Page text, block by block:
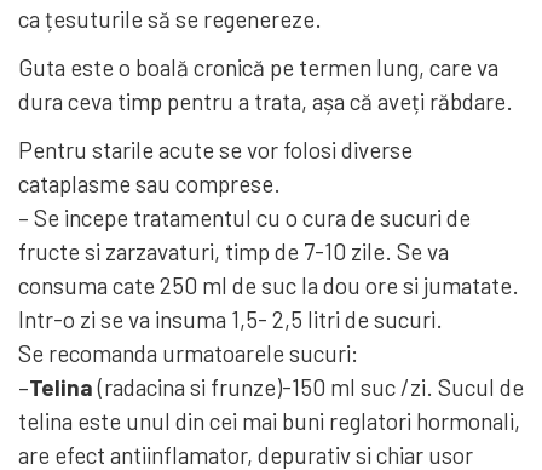
ca țesuturile să se regenereze.
Guta este o boală cronică pe termen lung, care va
dura ceva timp pentru a trata, așa că aveți răbdare.
Pentru starile acute se vor folosi diverse
cataplasme sau comprese.
– Se incepe tratamentul cu o cura de sucuri de
fructe si zarzavaturi, timp de 7-10 zile. Se va
consuma cate 250 ml de suc la dou ore si jumatate.
Intr-o zi se va insuma 1,5- 2,5 litri de sucuri.
Se recomanda urmatoarele sucuri:
–Telina(radacina si frunze)-150 ml suc /zi. Sucul de
telina este unul din cei mai buni reglatori hormonali,
are efect antiinflamator, depurativ si chiar usor